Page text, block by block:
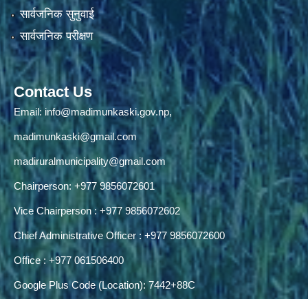
सार्वजनिक सुनुवाई
सार्वजनिक परीक्षण
Contact Us
Email: info@madimunkaski.gov.np,
madimunkaski@gmail.com
madiruralmunicipality@gmail.com
Chairperson: +977 9856072601
Vice Chairperson : +977 9856072602
Chief Administrative Officer : +977 9856072600
Office : +977 061506400
Google Plus Code (Location): 7442+88C